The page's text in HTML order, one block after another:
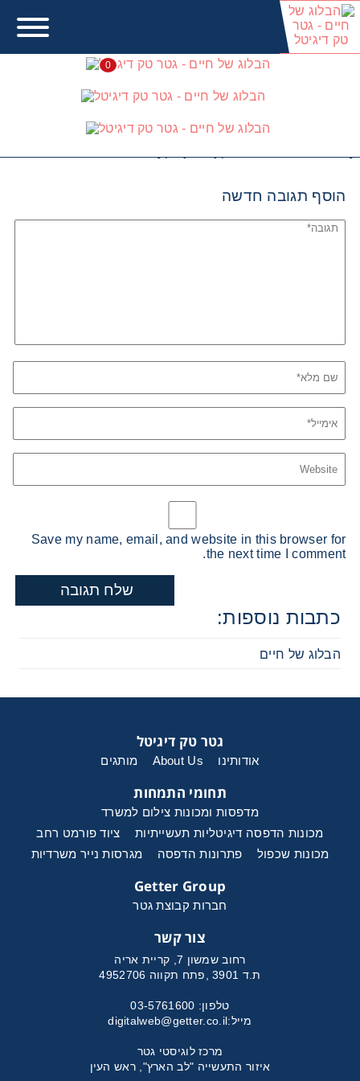
0
כתבות נוספות:
הבלוג של חיים
הבלוג של חיים
הוסף תגובה חדשה
Save my name, email, and website in this browser for
the next time I comment.
גטר טק דיגיטל
אודותינו About Us מותגים
תחומי התמחות
מדפסות ומכונות צילום למשרד
מכונות הדפסה דיגיטליות תעשייתיות
ציוד פורמט רחב
מכונות שכפול
פתרונות הדפסה מגרסות נייר משרדיות
Getter Group
חברות קבוצת גטר
צור קשר
רחוב שמשון 7, קריית אריה
ת.ד 3901 ,פתח תקווה 4952706
טלפון: 03-5761600
מייל:digitalweb@getter.co.il
מרכז לוגיסטי גטר
איזור התעשייה "לב הארץ", ראש העין
אני מאשר קבלת חומרים פרסומים מגטר
מדפסות משולבות למשרד
מדפסות דיגיטאליות תעשייתיות